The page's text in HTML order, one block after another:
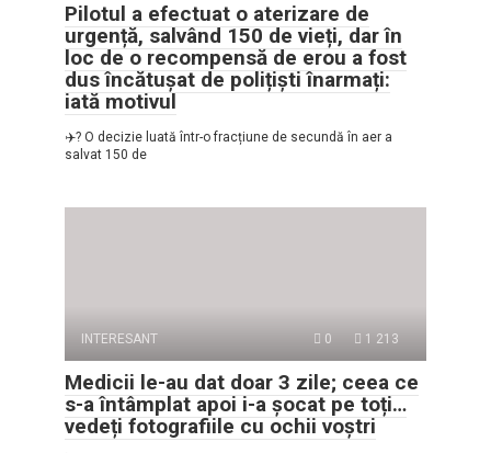
Pilotul a efectuat o aterizare de
urgență, salvând 150 de vieți, dar în
loc de o recompensă de erou a fost
dus încătușat de polițiști înarmați:
iată motivul
✈️? O decizie luată într-o fracțiune de secundă în aer a
salvat 150 de
INTERESANT 0 1 213
Medicii le-au dat doar 3 zile; ceea ce
s-a întâmplat apoi i-a șocat pe toți…
vedeți fotografiile cu ochii voștri